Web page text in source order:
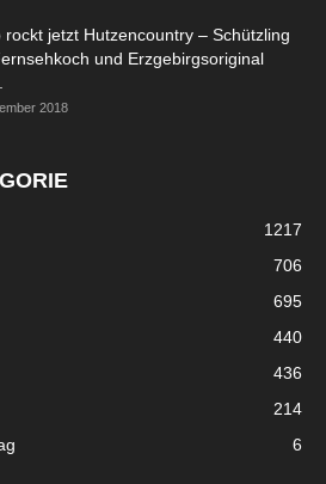
rockt jetzt Hutzencountry – Schützling
und Erzgebirgsoriginal
2018
1217
706
695
440
436
214
6